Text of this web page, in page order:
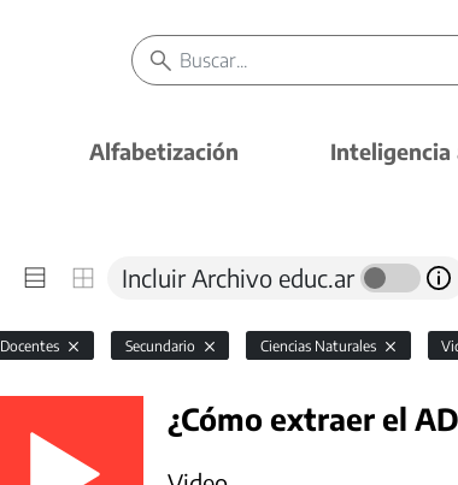
Alfabetización
Incluir Archivo educ.ar
Docentes Secundario Ciencias Naturales
¿Cómo extraer el